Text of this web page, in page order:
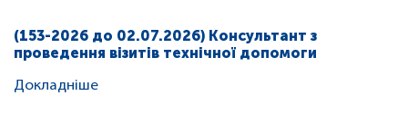
(153-2026 до 02.07.2026) Консультант з
проведення візитів технічної допомоги
Докладніше